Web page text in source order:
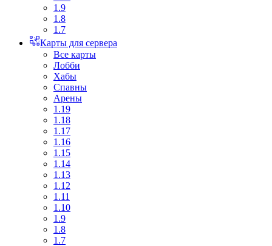
1.9
1.8
1.7
Карты для сервера
Все карты
Лобби
Хабы
Спавны
Арены
1.19
1.18
1.17
1.16
1.15
1.14
1.13
1.12
1.11
1.10
1.9
1.8
1.7